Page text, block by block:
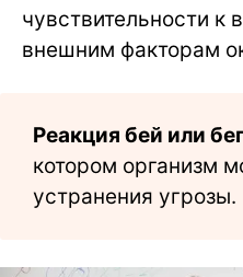
чувствительности к
внешним факторам
Реакция бей или
котором организм
устранения угрозы.